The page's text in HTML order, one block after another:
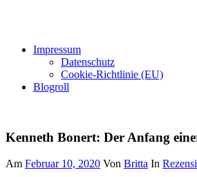
Impressum
Datenschutz
Cookie-Richtlinie (EU)
Blogroll
Kenneth Bonert: Der Anfang
Am Februar 10, 2020 Von Britta In